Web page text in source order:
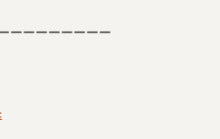
ーーーーーーーー